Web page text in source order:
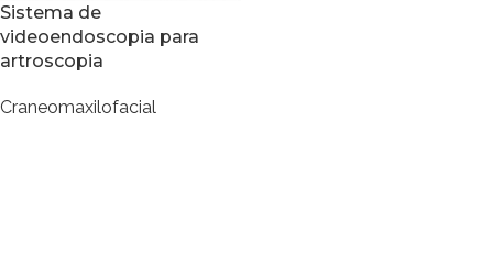
Sistema de
videoendoscopia para
artroscopia
Craneomaxilofacial